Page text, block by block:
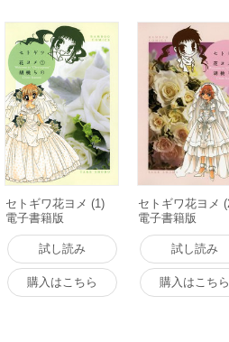
セトギワ花ヨメ (1)
電子書籍版
試し読み
購入はこちら
セトギワ花ヨメ
電子書籍版
試し読み
購入はこちら